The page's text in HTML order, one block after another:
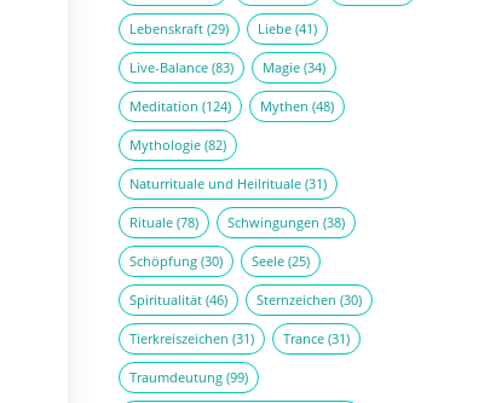
Lebenskraft (29) Liebe (41)
Live-Balance (83) Magie (34)
Meditation (124) Mythen (48)
Mythologie (82)
Naturrituale und Heilrituale (31)
Rituale (78) Schwingungen (38)
Schöpfung (30) Seele (25)
Spiritualität (46) Sternzeichen (30)
Tierkreiszeichen (31) Trance (31)
Traumdeutung (99)